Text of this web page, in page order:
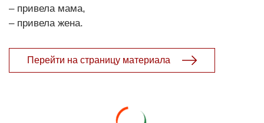
– привела мама,
– привела жена.
Перейти на страницу материала